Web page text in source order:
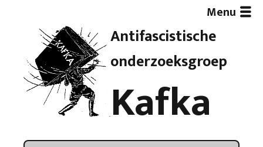
Antifascistische
onderzoeksgroep
Kafka
Menu
Artikelen
Demonstratieoverzicht